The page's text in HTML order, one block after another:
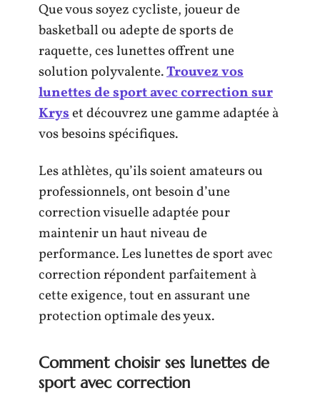
Que vous soyez cycliste, joueur de
basketball ou adepte de sports de
raquette, ces lunettes offrent une
solution polyvalente.Trouvez vos
lunettes de sport avec correction sur
Kryset découvrez une gamme adaptée à
vos besoins spécifiques.
Les athlètes, qu’ils soient amateurs ou
professionnels, ont besoin d’une
correction visuelle adaptée pour
maintenir un haut niveau de
performance. Les lunettes de sport avec
correction répondent parfaitement à
cette exigence, tout en assurant une
protection optimale des yeux.
Comment choisir ses lunettes de
sport avec correction